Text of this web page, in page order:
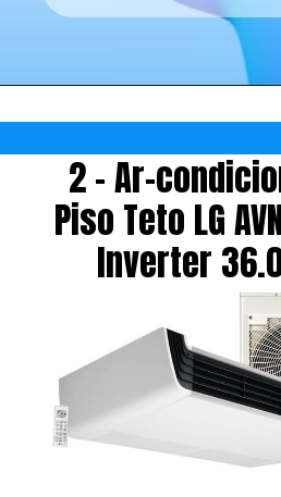
2 - Ar-
Piso Teto LG
Inverter